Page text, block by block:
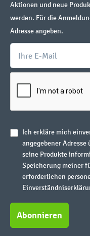
Aktionen und neue
werden. Für die
Adresse angeben.
Ich erkläre mich
angegebener
seine Produkte
Speicherung meiner
erforderlichen
Abonnieren